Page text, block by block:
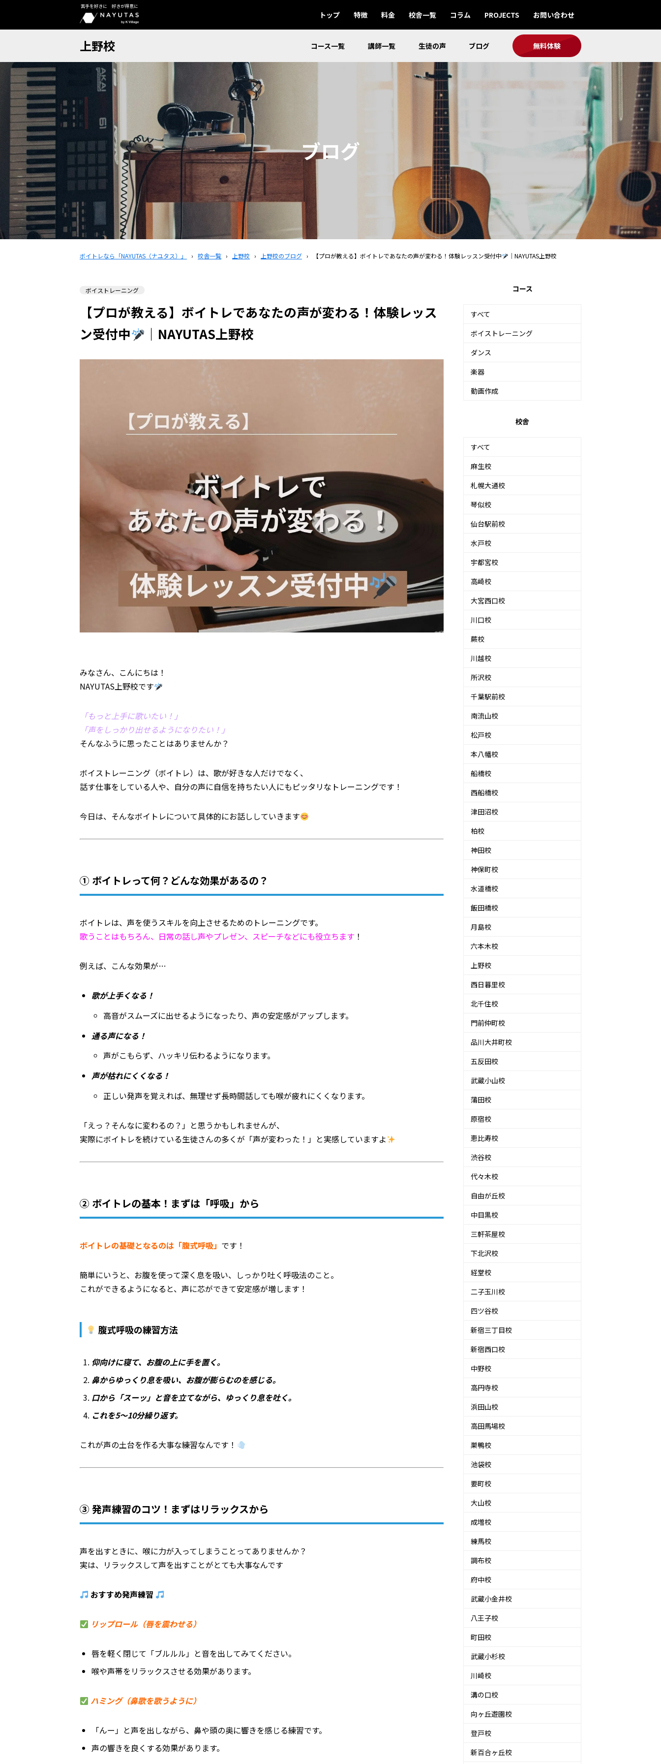
苦手を好きに 好きが得意に
トップ 特徴 料金 校舎一覧 コラム PROJECTS お問い合わせ
上野校 コース一覧 講師一覧 生徒の声 ブログ 無料体験
ブログ
ボイトレなら「NAYUTAS（ナユタス）」 › 校舎一覧 › 上野校 › 上野校のブログ › 【プロが教える】ボイトレであなたの声が変わる！体験レッスン受付中 ｜NAYUTAS上野校
ボイストレーニング
【プロが教える】ボイトレであなたの声が変わる！体験レッス
ン受付中
｜NAYUTAS上野校
みなさん、こんにちは！
NAYUTAS上野校です
「もっと上手に歌いたい！」
「声をしっかり出せるようになりたい！」
そんなふうに思ったことはありませんか？
ボイストレーニング（ボイトレ）は、歌が好きな人だけでなく、
話す仕事をしている人や、自分の声に自信を持ちたい人にもピッタリなトレーニングです！
今日は、そんなボイトレについて具体的にお話ししていきます
① ボイトレって何？どんな効果があるの？
ボイトレは、声を使うスキルを向上させるためのトレーニングです。
歌うことはもちろん、日常の話し声やプレゼン、スピーチなどにも役立ちます ！
例えば、こんな効果が…
歌が上手くなる！
高音がスムーズに出せるようになったり、声の安定感がアップします。
通る声になる！
声がこもらず、ハッキリ伝わるようになります。
声が枯れにくくなる！
正しい発声を覚えれば、無理せず長時間話しても喉が疲れにくくなります。
「えっ？そんなに変わるの？」と思うかもしれませんが、
実際にボイトレを続けている生徒さんの多くが「声が変わった！」と実感していますよ
② ボイトレの基本！まずは「呼吸」から
ボイトレの基礎となるのは「腹式呼吸」 です！
簡単にいうと、お腹を使って深く息を吸い、しっかり吐く呼吸法のこと。
これができるようになると、声に芯ができて安定感が増します！
腹式呼吸の練習方法
仰向けに寝て、お腹の上に手を置く。
鼻からゆっくり息を吸い、お腹が膨らむのを感じる。
口から「スーッ」と音を立てながら、ゆっくり息を吐く。
これを5〜10分繰り返す。
これが声の土台を作る大事な練習なんです！
③ 発声練習のコツ！まずはリラックスから
声を出すときに、喉に力が入ってしまうことってありませんか？
実は、リラックスして声を出すことがとても大事なんです
おすすめ発声練習
リップロール（唇を震わせる）
唇を軽く閉じて「ブルルル」と音を出してみてください。
喉や声帯をリラックスさせる効果があります。
ハミング（鼻歌を歌うように）
「んー」と声を出しながら、鼻や頭の奥に響きを感じる練習です。
声の響きを良くする効果があります。
コース
すべて
ボイストレーニング
ダンス
楽器
動画作成
校舎
すべて
麻生校
札幌大通校
琴似校
仙台駅前校
水戸校
宇都宮校
高崎校
大宮西口校
川口校
蕨校
川越校
所沢校
千葉駅前校
南流山校
松戸校
本八幡校
船橋校
西船橋校
津田沼校
柏校
神田校
神保町校
水道橋校
飯田橋校
月島校
六本木校
上野校
西日暮里校
北千住校
門前仲町校
品川大井町校
五反田校
武蔵小山校
蒲田校
原宿校
恵比寿校
渋谷校
代々木校
自由が丘校
中目黒校
三軒茶屋校
下北沢校
経堂校
二子玉川校
四ツ谷校
新宿三丁目校
新宿西口校
中野校
高円寺校
浜田山校
高田馬場校
巣鴨校
池袋校
要町校
大山校
成増校
練馬校
調布校
府中校
武蔵小金井校
八王子校
町田校
武蔵小杉校
川崎校
溝の口校
向ヶ丘遊園校
登戸校
新百合ヶ丘校